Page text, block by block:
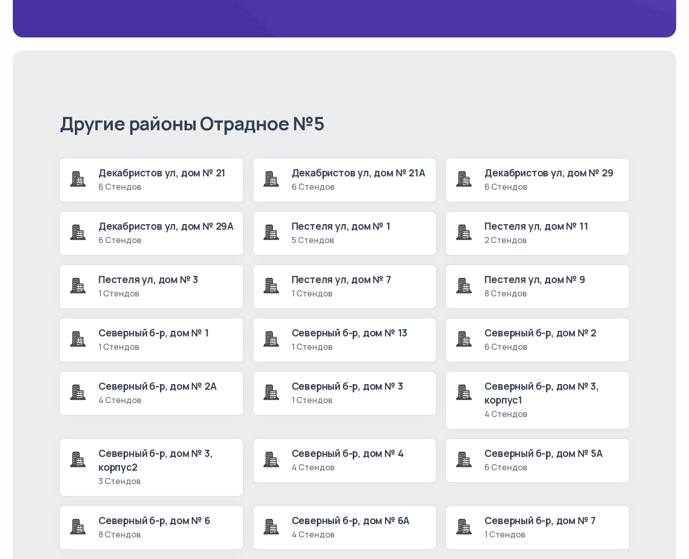
Другие районы Отрадное №5
Декабристов ул, дом № 21
6 Стендов
Декабристов ул, дом № 21А
6 Стендов
Декабристов ул, дом № 29
6 Стендов
Декабристов ул, дом № 29А
6 Стендов
Пестеля ул, дом № 1
5 Стендов
Пестеля ул, дом № 11
2 Стендов
Пестеля ул, дом № 3
1 Стендов
Пестеля ул, дом № 7
1 Стендов
Пестеля ул, дом № 9
8 Стендов
Северный б-р, дом № 1
1 Стендов
Северный б-р, дом № 13
1 Стендов
Северный б-р, дом № 2
6 Стендов
Северный б-р, дом № 2А
4 Стендов
Северный б-р, дом № 3
1 Стендов
Северный б-р, дом № 3,
корпус1
4 Стендов
Северный б-р, дом № 3,
корпус2
3 Стендов
Северный б-р, дом № 4
4 Стендов
Северный б-р, дом № 5А
6 Стендов
Северный б-р, дом № 6
8 Стендов
Северный б-р, дом № 6А
4 Стендов
Северный б-р, дом № 7
1 Стендов